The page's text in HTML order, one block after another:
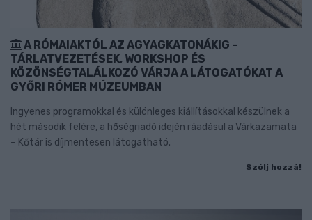
A RÓMAIAKTÓL AZ AGYAGKATONÁKIG –
TÁRLATVEZETÉSEK, WORKSHOP ÉS
KÖZÖNSÉGTALÁLKOZÓ VÁRJA A LÁTOGATÓKAT A
GYŐRI RÓMER MÚZEUMBAN
Ingyenes programokkal és különleges kiállításokkal készülnek a
hét második felére, a hőségriadó idején ráadásul a Várkazamata
– Kőtár is díjmentesen látogatható.
Szólj hozzá!